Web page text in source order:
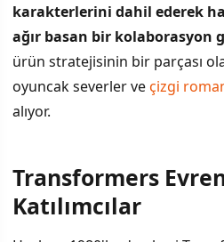
karakterlerini dahil ederek
ağır basan bir kolaborasyon
ürün stratejisinin bir parçası
oyuncak severler veçizgi
alıyor.
İÇINDEKILER
Transformers
Katılımcılar